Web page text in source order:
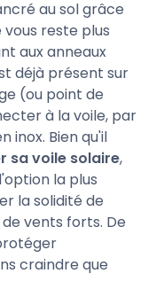
au sol grâce
reste plus
aux anneaux
déjà présent sur
(ou point de
à la voile, par
inox. Bien qu'il
sa voile solaire,
la plus
la solidité de
vents forts. De
craindre que